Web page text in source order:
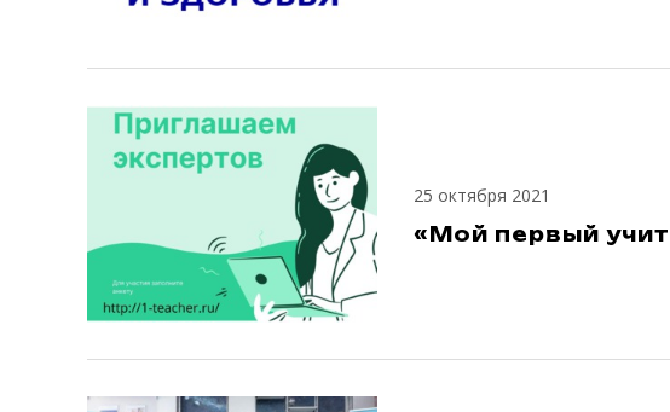
25 октября 2021
«Мой первый